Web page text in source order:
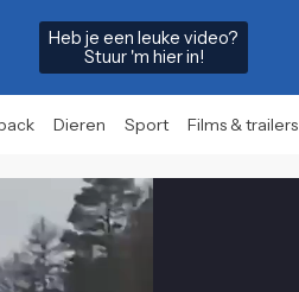
Heb je een leuke video?
Stuur 'm hier in!
Dieren Sport Films & trailers